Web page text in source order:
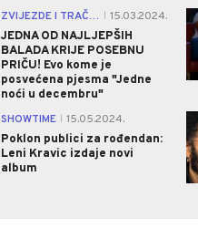
ZVIJEZDE I TRAČEVI
15.03.2024.
JEDNA OD NAJLJEPŠIH
BALADA KRIJE POSEBNU
PRIČU! Evo kome je
posvećena pjesma "Jedne
noći u decembru"
SHOWTIME
15.05.2024.
Poklon publici za rođendan:
Leni Kravic izdaje novi
album